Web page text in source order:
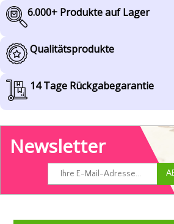
6.000+ Produkte auf Lager
Qualitätsprodukte
14 Tage Rückgabegarantie
Newsletter